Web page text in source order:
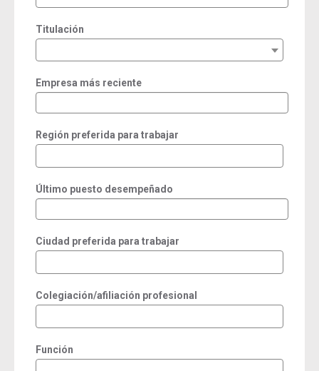
Titulación
Empresa más reciente
Región preferida para trabajar
Último puesto desempeñado
Ciudad preferida para trabajar
Colegiación/afiliación profesional
Función